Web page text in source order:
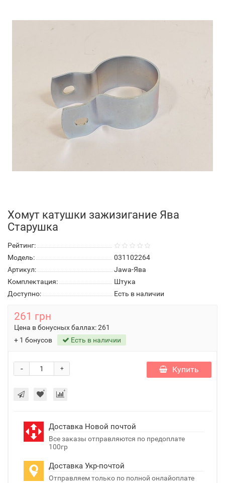
Хомут катушки зажизигание Ява
Старушка
Рейтинг:
Модель:
031102264
Артикул:
Jawa-Ява
Комплектация:
Штука
Доступно:
Есть в наличии
261 грн
Цена в бонусных баллах:261
+ 1 бонусов
Есть в наличии
+
- Купить
Доставка Новой почтой
Все заказы отправляются по предоплате
100гр
Доставка Укр-почтой
Отправляем только по полной онлайоплате